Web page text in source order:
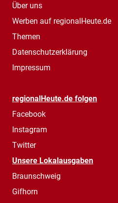
Über uns
Werben auf regionalHeute.de
Themen
Datenschutzerklärung
Impressum
regionalHeute.de folgen
Facebook
Instagram
Twitter
Unsere Lokalausgaben
Braunschweig
Gifhorn